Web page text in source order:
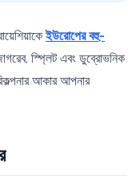
ইউরোপের বহু-
স্প্লিট এবং ডুব্রোভনিক
আকার আপনার